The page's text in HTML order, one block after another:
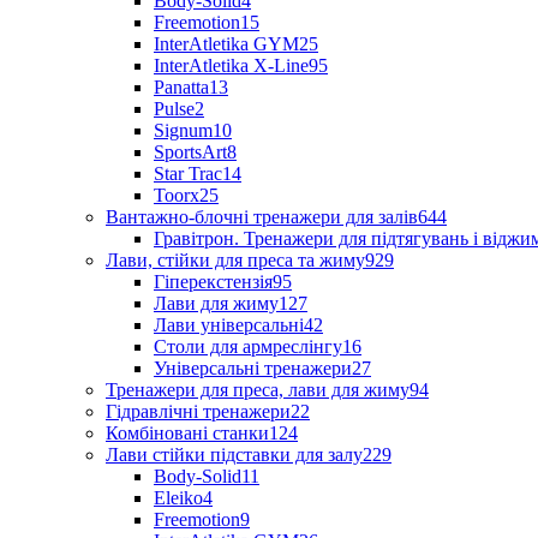
Freemotion15
InterAtletika GYM25
InterAtletika X-Line95
Panatta13
Pulse2
Signum10
SportsArt8
Star Trac14
Toorx25
Вантажно-блочні тренажери для залів644
Гравітрон. Тренажери для підтягувань і
Лави, стійки для преса та жиму929
Гіперекстензія95
Лави для жиму127
Лави універсальні42
Столи для армреслінгу16
Універсальні тренажери27
Тренажери для преса, лави для жиму94
Гідравлічні тренажери22
Комбіновані станки124
Лави стійки підставки для залу229
Body-Solid11
Eleiko4
Freemotion9